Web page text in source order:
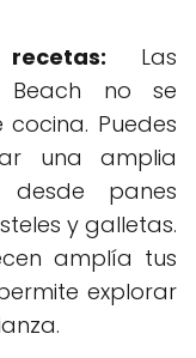
Las
Beach no se
Puedes
una amplia
panes
y galletas.
amplía tus
explorar